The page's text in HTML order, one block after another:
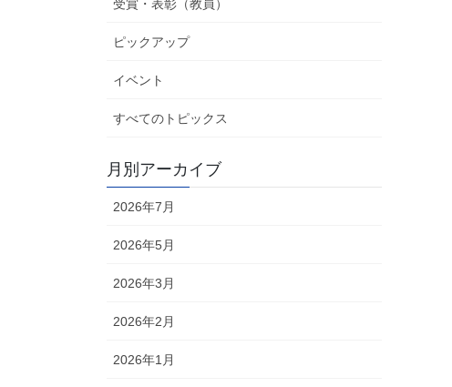
受賞・表彰（教員）
ピックアップ
イベント
すべてのトピックス
月別アーカイブ
2026年7月
2026年5月
2026年3月
2026年2月
2026年1月